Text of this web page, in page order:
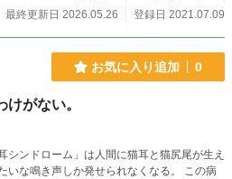
最終更新日 2026.05.26
登録日 2021.07.09
お気に入り追加 0
がない。
シンドローム」は人間に猫耳と猫尻尾が生え
鳴き声しか発せられなくなる。 この病